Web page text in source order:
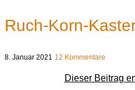
Ruch-Korn-
8. Januar 2021 12 Kommentare
Dieser Beitrag